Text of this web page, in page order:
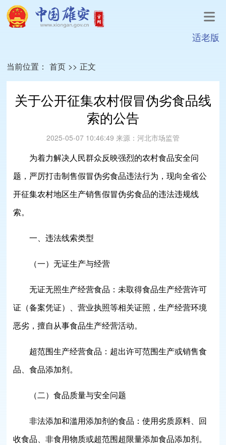
适老版
当前位置： 首页 >> 正文
关于公开征集农村假冒伪劣食品线
索的公告
2025-05-07 10:46:49 来源： 河北市场监管
为着力解决人民群众反映强烈的农村食品安全问
题，严厉打击制售假冒伪劣食品违法行为，现向全省公
开征集农村地区生产销售假冒伪劣食品的违法违规线
索。
一、违法线索类型
（一）无证生产与经营
无证无照生产经营食品：未取得食品生产经营许可
证（备案凭证）、营业执照等相关证照，生产经营环境
恶劣，擅自从事食品生产经营活动。
超范围生产经营食品：超出许可范围生产或销售食
品、食品添加剂。
（二）食品质量与安全问题
非法添加和滥用添加剂的食品：使用劣质原料、回
收食品、非食用物质或超范围超限量添加食品添加剂。